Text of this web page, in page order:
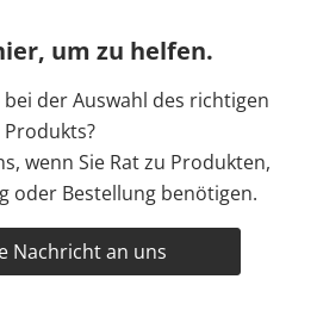
um zu helfen.
der Auswahl des richtigen
Produkts?
wenn Sie Rat zu Produkten,
oder Bestellung benötigen.
Nachricht an uns